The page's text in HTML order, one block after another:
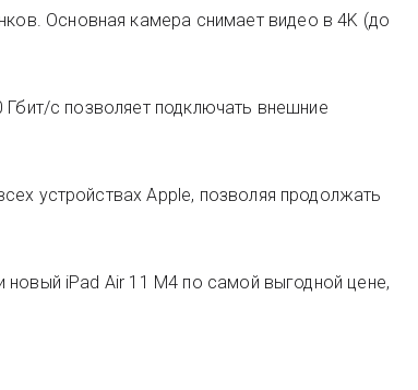
Основная камера снимает видео в 4K (до
с позволяет подключать внешние
устройствах Apple, позволяя продолжать
iPad Air 11 M4 по самой выгодной цене,